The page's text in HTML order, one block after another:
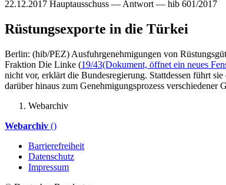
22.12.2017 Hauptausschuss — Antwort — hib 601/2017
Rüstungsexporte in die Türkei
Berlin: (hib/PEZ) Ausfuhrgenehmigungen von
Fraktion Die Linke (19/43(Dokument, öffnet ein neues
nicht vor, erklärt die Bundesregierung. Stattdessen führt
darüber hinaus zum Genehmigungsprozess
Webarchiv
Webarchiv ()
Barrierefreiheit
Datenschutz
Impressum